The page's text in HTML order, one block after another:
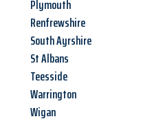
Plymouth
Renfrewshire
South Ayrshire
St Albans
Teesside
Warrington
Wigan